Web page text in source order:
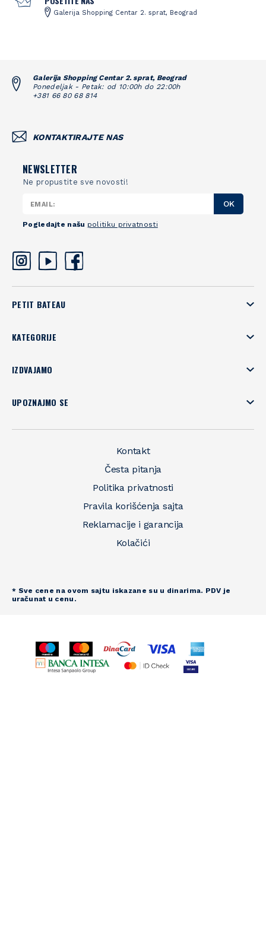
Galerija Shopping Centar 2. sprat, Beograd
Galerija Shopping Centar 2. sprat, Beograd
Ponedeljak - Petak: od 10:00h do 22:00h
+381 66 80 68 814
KONTAKTIRAJTE NAS
NEWSLETTER
Ne propustite sve novosti!
OK
Pogledajte našu politiku privatnosti
PETIT BATEAU
KATEGORIJE
IZDVAJAMO
UPOZNAJMO SE
Kontakt
Česta pitanja
Politika privatnosti
Pravila korišćenja sajta
Reklamacije i garancija
Kolačići
* Sve cene na ovom sajtu iskazane su u dinarima. PDV je
uračunat u cenu.